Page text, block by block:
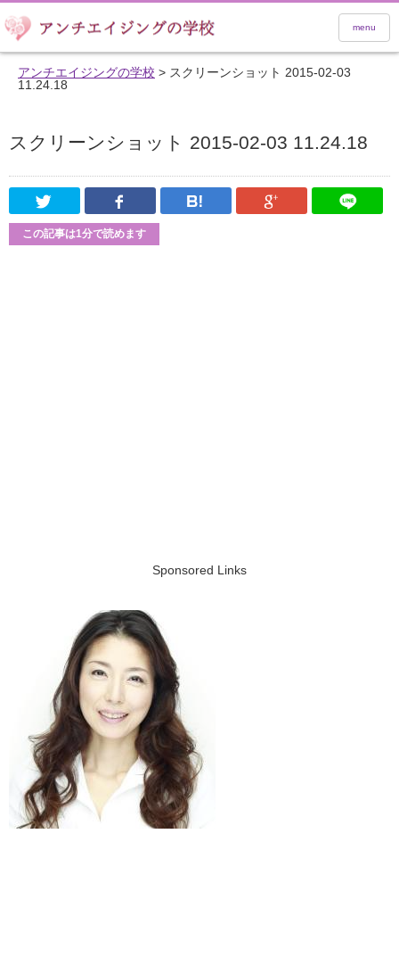
menu
アンチエイジングの学校 > スクリーンショット 2015-02-03
11.24.18
スクリーンショット 2015-02-03 11.24.18
Twitter Facebook はてなブックマーク
Google
この記事は1分で読めます
Sponsored Links